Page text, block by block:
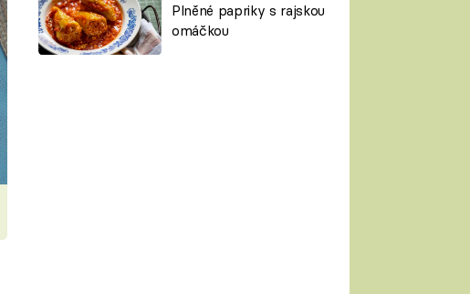
Plněné papriky s rajskou
omáčkou